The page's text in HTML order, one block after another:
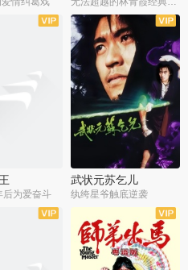
后为爱奋斗
武状元苏乞儿
纨绔星爷触底逆袭